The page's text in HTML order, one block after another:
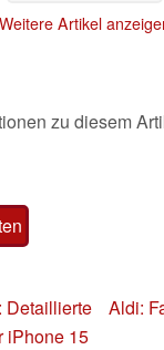
Weitere Artikel
zu diesem
Detaillierte
iPhone 15
Aldi: